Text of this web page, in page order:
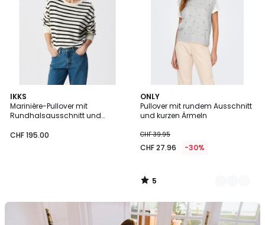
IKKS
Marinière-Pullover mit
Rundhalsausschnitt und
CHF 195.00
Unser
ONLY
Pullover mit rundem Ausschnitt
und kurzen Ärmeln
CHF 39.95
CHF 27.96 -30%
5
/
5
3
Farben
5
/